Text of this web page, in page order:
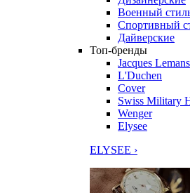
Военный
Спортивный
Дайверские
Топ-бренды
Jacques Lemans
L'Duchen
Cover
Swiss Military
Wenger
Elysee
ELYSEE ›